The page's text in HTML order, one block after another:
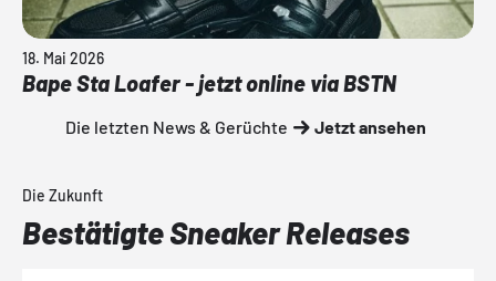
18. Mai 2026
Bape Sta Loafer - jetzt online via BSTN
Die letzten News & Gerüchte Jetzt ansehen
Die Zukunft
Bestätigte Sneaker Releases